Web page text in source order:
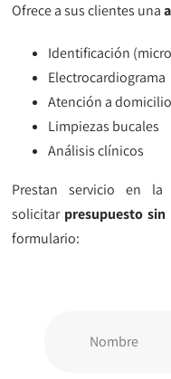
Ofrece a sus clientes una
Identificación
Electrocardiograma
Atención a domicilio
Limpiezas bucales
Análisis clínicos
Prestan servicio en la
solicitar presupuesto
formulario: